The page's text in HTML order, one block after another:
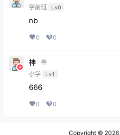
学前班 Lv0
nb
0 0
神
神
小学 Lv1
666
0 0
Copyright © 2026